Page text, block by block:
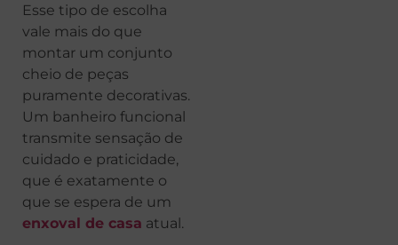
Esse tipo de escolha
vale mais do que
montar um conjunto
cheio de peças
puramente decorativas.
Um banheiro funcional
transmite sensação de
cuidado e praticidade,
que é exatamente o
que se espera de um
enxoval de casa atual.